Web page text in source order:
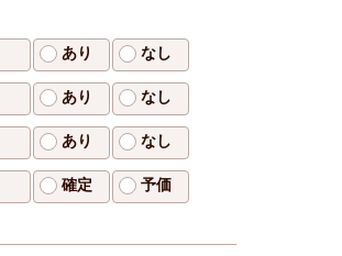
あり なし
あり なし
あり なし
確定 予価